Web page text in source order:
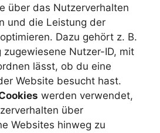
über das Nutzerverhalten
und die Leistung der
Dazu gehört z. B.
zugewiesene Nutzer-ID, mit
lässt, ob du eine
Website besucht hast.
werden verwendet,
über
Websites hinweg zu